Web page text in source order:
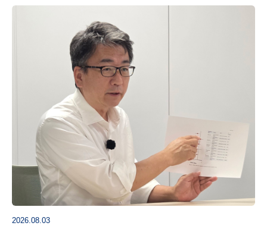
2026.08.03